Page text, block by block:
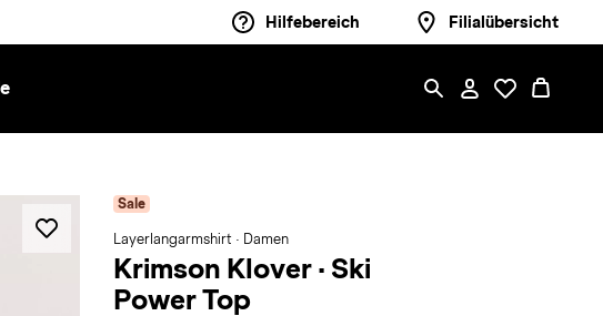
Hilfebereich Filialübersicht
Sale
Layerlangarmshirt · Damen
Krimson Klover · Ski
Power Top